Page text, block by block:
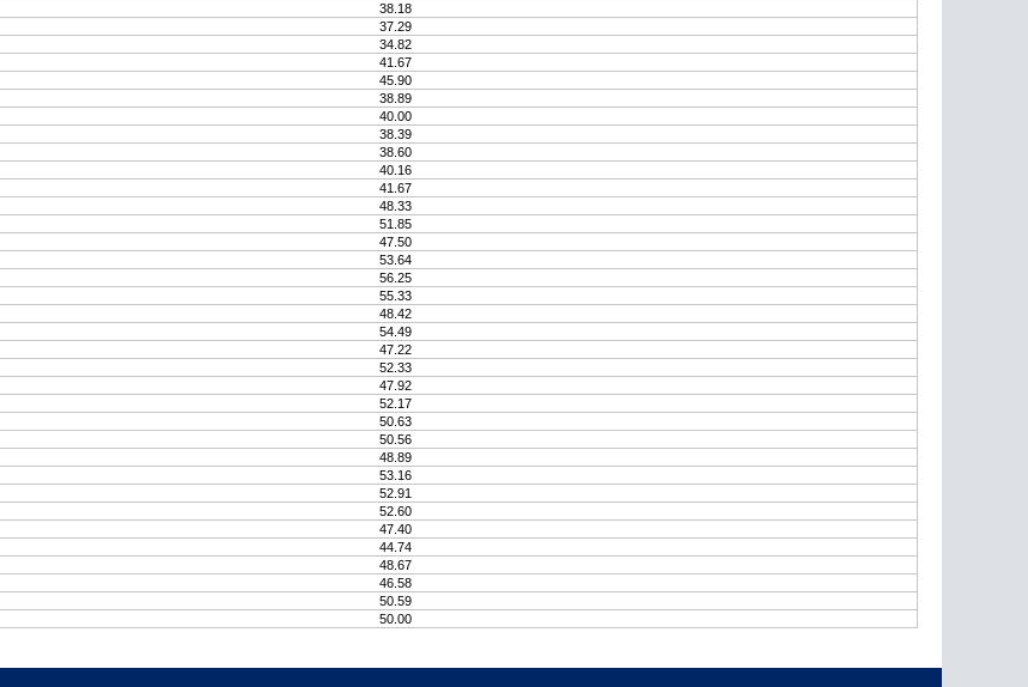
38.18
37.29
34.82
41.67
45.90
38.89
40.00
38.39
38.60
40.16
41.67
48.33
51.85
47.50
53.64
56.25
55.33
48.42
54.49
47.22
52.33
47.92
52.17
50.63
50.56
48.89
53.16
52.91
52.60
47.40
44.74
48.67
46.58
50.59
50.00